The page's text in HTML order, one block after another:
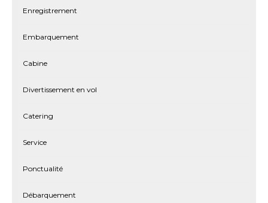
Enregistrement
Embarquement
Cabine
Divertissement en vol
Catering
Service
Ponctualité
Débarquement